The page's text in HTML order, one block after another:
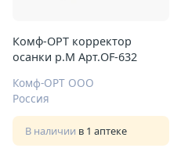
Комф-ОРТ корректор
осанки р.М Арт.OF-632
Комф-ОРТ ООО
Россия
В наличии в 1 аптеке